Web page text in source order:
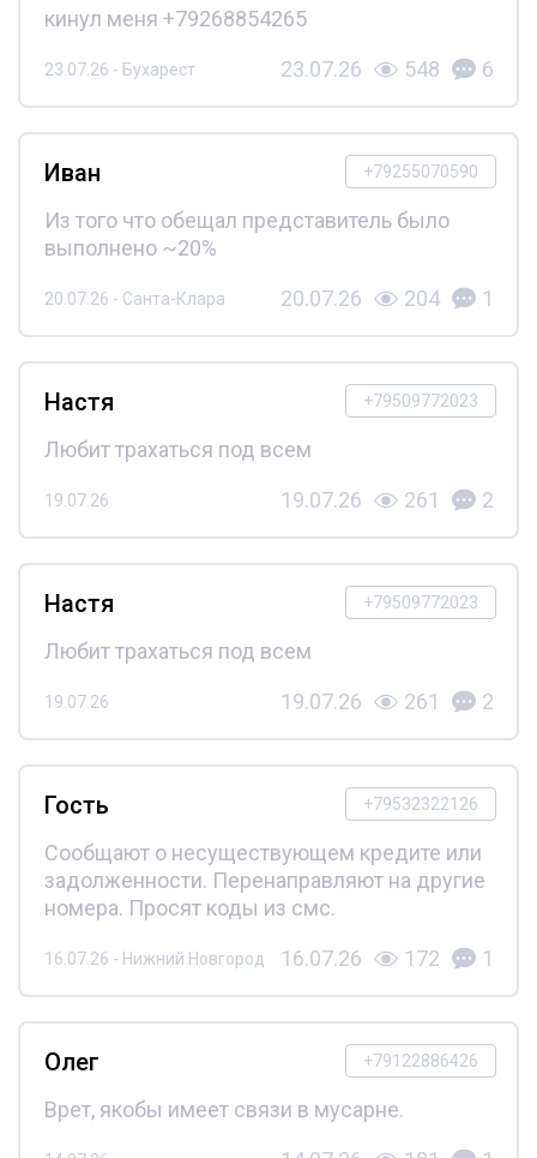
кинул меня +79268854265
23.07.26 - Бухарест 23.07.26 548 6
+79255070590
Иван
Из того что обещал представитель было
выполнено ~20%
20.07.26 - Санта-Клара 20.07.26 204 1
+79509772023
Настя
Любит трахаться под всем
19.07.26 19.07.26 261 2
+79509772023
Настя
Любит трахаться под всем
19.07.26 19.07.26 261 2
+79532322126
Гость
Сообщают о несуществующем кредите или
задолженности. Перенаправляют на другие
номера. Просят коды из смс.
16.07.26 - Нижний Новгород 16.07.26 172 1
+79122886426
Олег
Врет, якобы имеет связи в мусарне.